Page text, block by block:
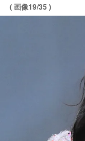
( 画像19/35 )